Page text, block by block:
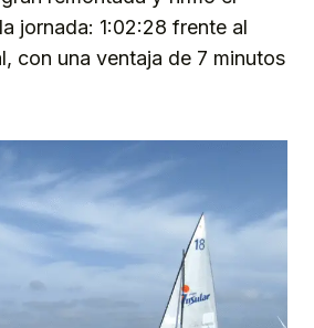
jornada: 1:02:28 frente al
con una ventaja de 7 minutos